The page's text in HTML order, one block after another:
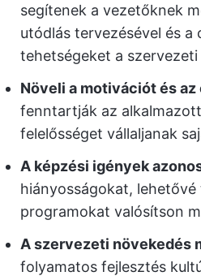
segítenek a vezetőknek
utódlás tervezésével és
tehetségeket a szervezeti
Növeli a motivációt és
fenntartják az
felelősséget vállaljanak
A képzési igények
hiányosságokat,
programokat valósítson
A szervezeti növekedés
folyamatos fejlesztés